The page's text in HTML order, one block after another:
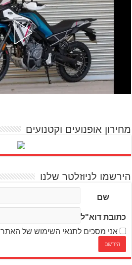
מחירון אופנועים וקטנועים
הירשמו לניוזלטר שלנו
שם
כתובת דוא"ל
אני מסכים לתנאי השימוש של האתר